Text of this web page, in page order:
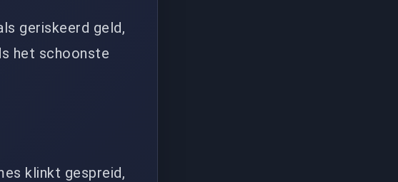
geriskeerd geld,
het schoonste
klinkt gespreid,